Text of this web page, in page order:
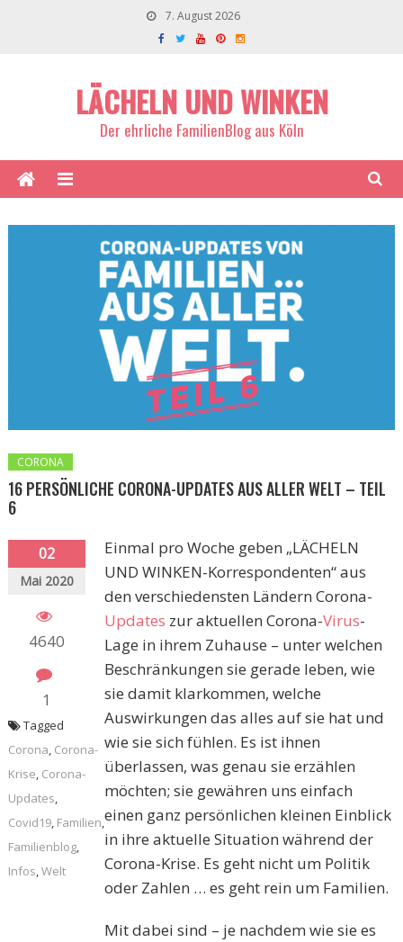
7. August 2026
LÄCHELN UND WINKEN
Der ehrliche FamilienBlog aus Köln
CORONA
16 PERSÖNLICHE CORONA-UPDATES AUS ALLER WELT – TEIL
6
02
Mai 2020
4640
1
Einmal pro Woche geben „LÄCHELN
UND WINKEN-Korrespondenten“ aus
den verschiedensten Ländern Corona-
Updates zur aktuellen Corona-Virus-
Lage in ihrem Zuhause – unter welchen
Beschränkungen sie gerade leben, wie
sie damit klarkommen, welche
Auswirkungen das alles auf sie hat und
wie sie sich fühlen. Es ist ihnen
überlassen, was genau sie erzählen
möchten; sie gewähren uns einfach
einen ganz persönlichen kleinen Einblick
in ihre aktuelle Situation während der
Corona-Krise. Es geht nicht um Politik
oder Zahlen … es geht rein um Familien.
Mit dabei sind – je nachdem wie sie es
Tagged
Corona, Corona-
Krise, Corona-
Updates,
Covid19, Familien,
Familienblog,
Infos,Welt